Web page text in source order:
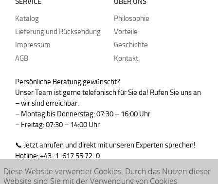
Katalog
Lieferung und Rücksendung
Impressum
AGB
Philosophie
Vorteile
Geschichte
Kontakt
Persönliche Beratung gewünscht?
Unser Team ist gerne telefonisch für Sie da! Rufen Sie uns an
– wir sind erreichbar:
– Montag bis Donnerstag: 07:30 – 16:00 Uhr
– Freitag: 07:30 – 14:00 Uhr
📞 Jetzt anrufen und direkt mit unseren Experten sprechen!
Hotline: +43-1-617 55 72-0
Diese Website verwendet Cookies. Durch das Nutzen dieser
Website sind Sie mit der Verwendung von Cookies